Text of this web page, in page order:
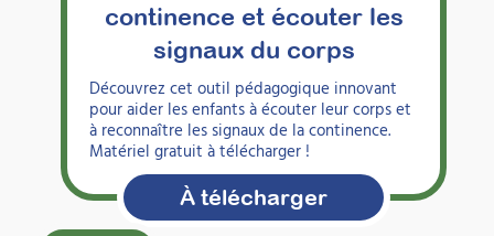
continence et écouter les
signaux du corps
Découvrez cet outil pédagogique innovant
pour aider les enfants à écouter leur corps et
à reconnaître les signaux de la continence.
Matériel gratuit à télécharger !
À télécharger